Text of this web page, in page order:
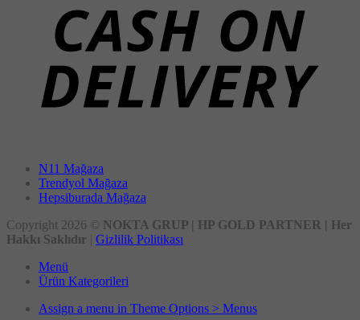
N11 Mağaza
Trendyol Mağaza
Hepsiburada Mağaza
Copyright 2026 © NOKTA GRUP | HP GOLD PARTNER | Her
Hakkı Saklıdır | Gizlilik Politikası
Menü
Ürün Kategorileri
Assign a menu in Theme Options > Menus